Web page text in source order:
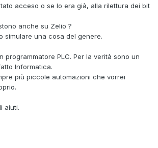
acceso o se lo era già, alla rilettura dei bit
anche su Zelio ?
simulare una cosa del genere.
programmatore PLC. Per la verità sono un
Informatica.
più piccole automazioni che vorrei
aiuti.